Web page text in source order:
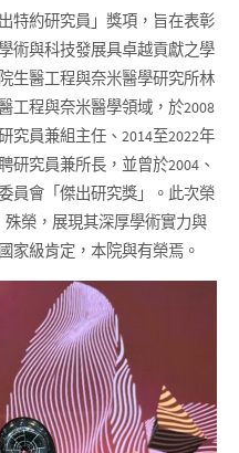
特約研究員」獎項，旨在表彰
術與科技發展具卓越貢獻之學
生醫工程與奈米醫學研究所林
工程與奈米醫學領域，於2008
究員兼組主任、2014至2022年
研究員兼所長，並曾於2004、
員會「傑出研究獎」。此次榮
榮，展現其深厚學術實力與
家級肯定，本院與有榮焉。